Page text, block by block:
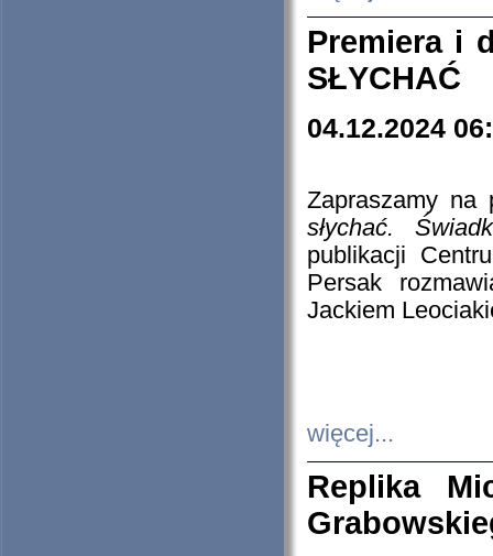
Premiera i
SŁYCHAĆ
04.12.2024
Zapraszamy
słychać.
publikacji
Persak
Jackiem
więcej...
Replika